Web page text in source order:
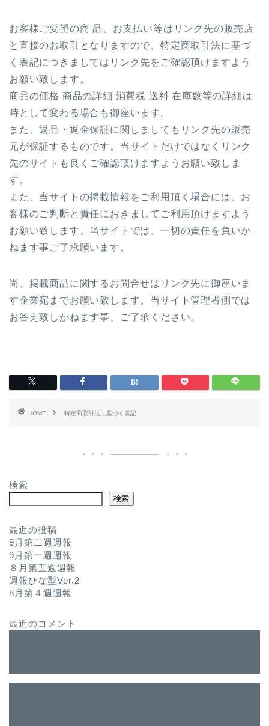
お客様ご要望の商 品、お支払い等はリンク先の販売店
と直接のお取引となりますので、特定商取引法に基づ
く表記につきましてはリンク先をご確認頂けますよう
お願い致します。
商品の価格 商品の詳細 消費税 送料 在庫数等の詳細は
時として変わる場合も御座います。
また、返品・返金保証に関しましてもリンク先の販売
元が保証するものです。当サイトだけではなくリンク
先のサイトも良くご確認頂けますようお願い致しま
す。
また、当サイトの掲載情報をご利用頂く場合には、お
客様のご判断と責任におきましてご利用頂けますよう
お願い致します。当サイトでは、一切の責任を負いか
ねます事ご了承願います。
尚、掲載商品に関するお問合せはリンク先に御座いま
す企業宛までお願い致します。当サイト管理者側では
お答え致しかねます事、ご了承ください。
HOME 特定商取引法に基づく表記
検索
検索
最近の投稿
9月第二週週報
9月第一週週報
８月第五週週報
週報ひな型Ver.2
8月第４週週報
最近のコメント